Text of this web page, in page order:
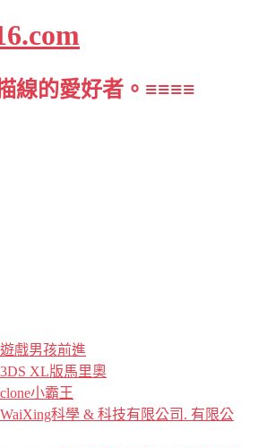
線的愛好者。≡≡≡≡
戲男孩前進
XL版馬里奧
小霸王
科學 & 科技有限公司. 有限公